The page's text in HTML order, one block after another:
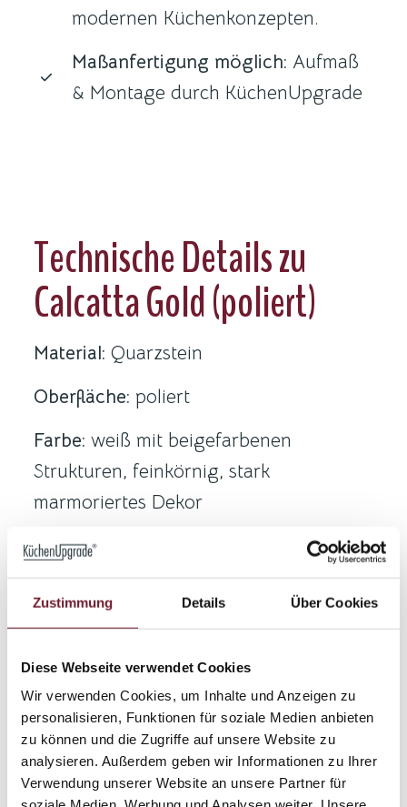
Zustimmung Details Über Cookies
Diese Webseite verwendet Cookies
Wir verwenden Cookies, um Inhalte und Anzeigen zu
personalisieren, Funktionen für soziale Medien anbieten
zu können und die Zugriffe auf unsere Website zu
analysieren. Außerdem geben wir Informationen zu Ihrer
Verwendung unserer Website an unsere Partner für
modernen Küchenkonzepten.
Maßanfertigung möglich: Aufmaß
& Montage durch KüchenUpgrade
Technische Details zu
Calcatta Gold (poliert)
Material: Quarzstein
Oberfläche: poliert
Farbe: weiß mit beigefarbenen
Strukturen, feinkörnig, stark
marmoriertes Dekor
Maximale Größe:
Herkunft:Künstlich hergestellter Stein,
Zusammensetzung: ca. 90 % natürlicher
Quarz, Harz und Farbpigmente